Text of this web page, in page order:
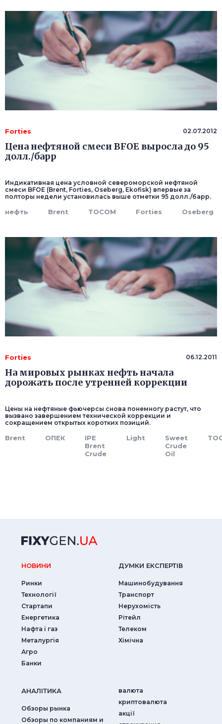
Forties 02.07.2012
Цена нефтяной смеси BFOE выросла до 95
долл./барр
Индикативная цена условной североморской нефтяной
смеси BFOE (Brent, Forties, Oseberg, Ekofisk) впервые за
полторы недели установилась выше отметки 95 долл./барр.
нефть Brent ТOCOM Forties Oseberg
Forties 06.12.2011
На мировых рынках нефть начала
дорожать после утренней коррекции
Цены на нефтяные фьючерсы снова понемногу растут, что
вызвано завершением технической коррекции и
сокращением открытых коротких позиций.
Brent ОПЕК
IPE
Brent
Crude
Light
Sweet
Crude
Oil
НОВИНИ
Ринки
Технології
Стартапи
Енергетика
Нафта і газ
Металургія
Агро
Банки
ДУМКИ ЕКСПЕРТIВ
Машинобудування
Транспорт
Нерухомість
Рітейл
Телеком
Хімічна
АНАЛIТИКА
Обзоры рынка
Обзоры по компаниям и
валюта
криптовалюта
акції